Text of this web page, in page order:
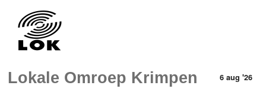
Lokale Omroep Krimpen 6 aug '26